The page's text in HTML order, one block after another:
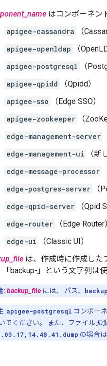
はコンポーネン
apigee-cassandra
（
apigee-openldap
（
apigee-postgresql
（
apigee-qpidd
（Qpidd）
apigee-sso
（Edge SSO）
apigee-zookeeper
（
edge-management-server
edge-management-ui
（新
edge-message-processor
edge-postgres-server
（
edge-qpid-server
（Qpid
edge-router
（Edge Router
edge-ui
（Classic UI）
は、作成時に作成した
「backup-」という文字列は
: backup_file には、 パス、
: apigee-postgresql コンポー
でください。 また、ファイル拡
の場合